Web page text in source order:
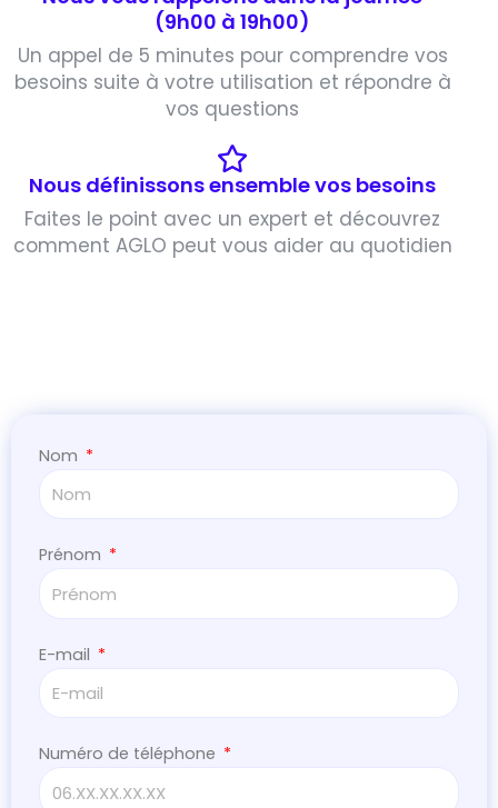
(9h00 à 19h00)
Un appel de 5 minutes pour comprendre vos
besoins suite à votre utilisation et répondre à
vos questions
Nous définissons ensemble vos besoins
Faites le point avec un expert et découvrez
comment AGLO peut vous aider au quotidien
Nom
Prénom
E-mail
Numéro de téléphone